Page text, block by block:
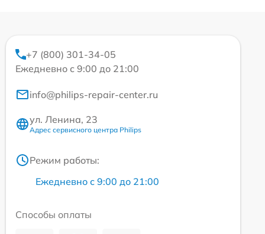
+7 (800) 301-34-05
Ежедневно с 9:00 до 21:00
info@philips-repair-center.ru
ул. Ленина, 23
Адрес сервисного центра Philips
Режим работы:
Ежедневно с 9:00 до 21:00
Способы оплаты